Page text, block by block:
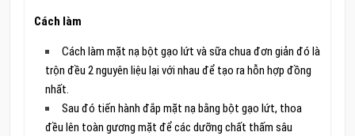
Cách làm
Cách làm mặt nạ bột gạo lứt và sữa chua đơn giản đó là
trộn đều 2 nguyên liệu lại với nhau để tạo ra hỗn hợp đồng
nhất.
Sau đó tiến hành đắp mặt nạ bằng bột gạo lứt, thoa
đều lên toàn gương mặt để các dưỡng chất thấm sâu